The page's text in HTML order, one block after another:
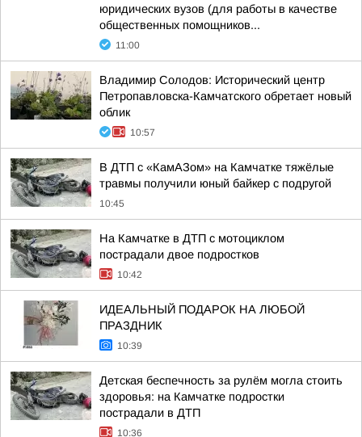
юридических вузов (для работы в качестве
общественных помощников...
11:00
Владимир Солодов: Исторический центр
Петропавловска-Камчатского обретает новый
облик
10:57
В ДТП с «КамАЗом» на Камчатке тяжёлые
травмы получили юный байкер с подругой
10:45
На Камчатке в ДТП с мотоциклом
пострадали двое подростков
10:42
ИДЕАЛЬНЫЙ ПОДАРОК НА ЛЮБОЙ
ПРАЗДНИК
10:39
Детская беспечность за рулём могла стоить
здоровья: на Камчатке подростки
пострадали в ДТП
10:36